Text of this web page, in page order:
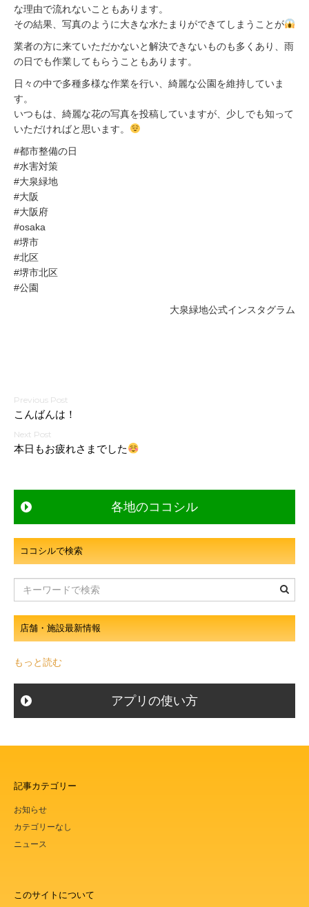
な理由で流れないこともあります。
その結果、写真のように大きな水たまりができてしまうことが
業者の方に来ていただかないと解決できないものも多くあり、雨
の日でも作業してもらうこともあります。
日々の中で多種多様な作業を行い、綺麗な公園を維持していま
す。
いつもは、綺麗な花の写真を投稿していますが、少しでも知って
いただければと思います。
#都市整備の日
#水害対策
#大泉緑地
#大阪
#大阪府
#osaka
#堺市
#北区
#堺市北区
#公園
大泉緑地公式インスタグラム
投
稿
ナ
ビ
ー
シ
ョ
ン
こんばんは！
本日もお疲れさまでした
各地のココシル
ココシルで検索
店舗・施設最新情報
もっと読む
アプリの使い方
記事カテゴリー
お知らせ
カテゴリーなし
ニュース
このサイトについて